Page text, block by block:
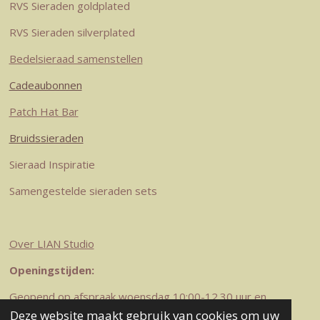
Deze website maakt gebruik van cookies om uw
RVS Sieraden goldplated
RVS Sieraden silverplated
Bedelsieraad samenstellen
Cadeaubonnen
Patch Hat Bar
Bruidssieraden
Sieraad Inspiratie
Samengestelde sieraden sets
Over LIAN Studio
Openingstijden:
Geopend op afspraak woensdag 10:00-12.30 uur en
zaterdag 10-12.30 uur